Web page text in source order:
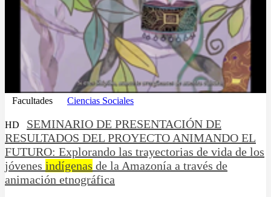
Facultades Ciencias Sociales
HD
SEMINARIO DE PRESENTACIÓN DE
RESULTADOS DEL PROYECTO ANIMANDO EL
FUTURO: Explorando las trayectorias de vida de los
jóvenes indígenas de la Amazonía a través de
animación etnográfica